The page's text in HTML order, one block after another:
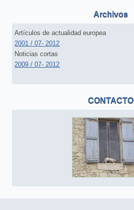
Archivos
Artículos de actualidad europea
2001 / 07- 2012
Noticias cortas
2009 / 07- 2012
CONTACTO